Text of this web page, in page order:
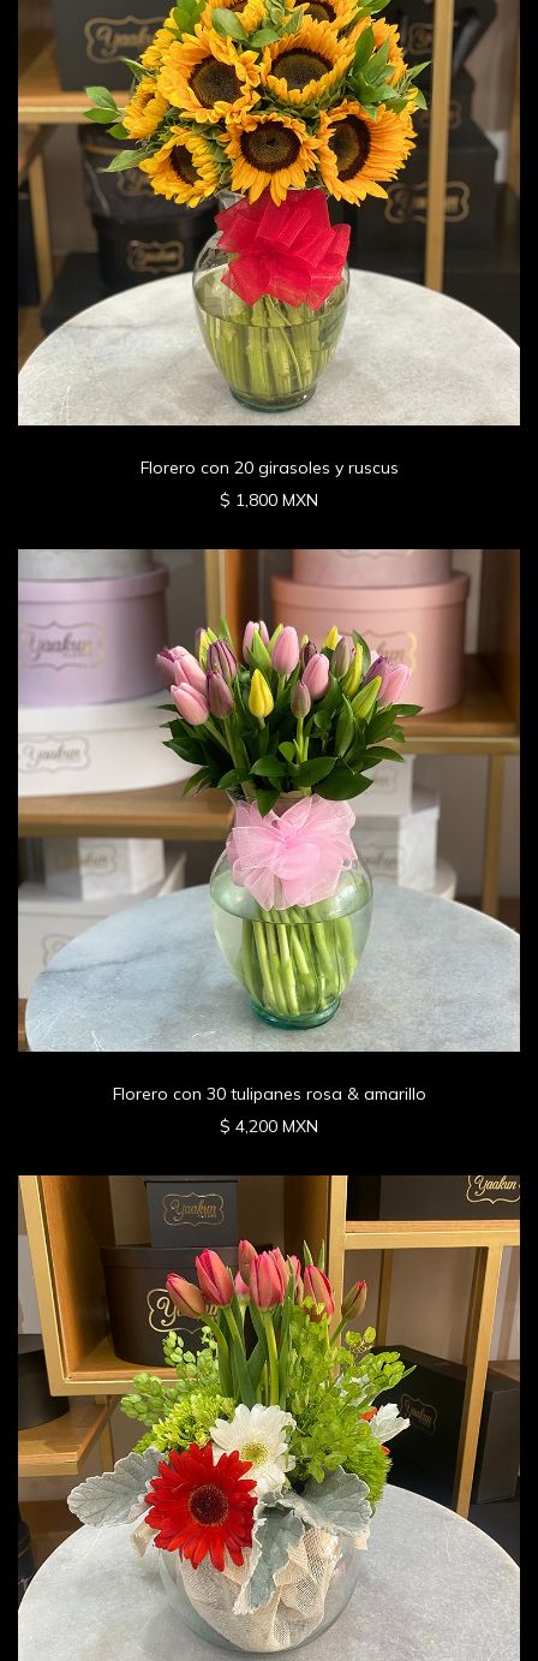
Florero con 20 girasoles y ruscus
$ 1,800 MXN
Florero con 30 tulipanes rosa & amarillo
$ 4,200 MXN